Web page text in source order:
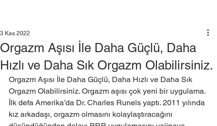
Orgazm Aşısı İle Daha Güçlü, Daha
Hızlı ve Daha Sık Orgazm Olabilirsiniz.
3 Kas 2022
Orgazm Aşısı İle Daha Güçlü, Daha Hızlı ve Daha Sık
Orgazm Olabilirsiniz. Orgazm aşısı çok yeni bir uygulama.
İlk defa Amerika’da Dr. Charles Runels yaptı. 2011 yılında
kız arkadaşı, orgazm olmasını kolaylaştıracağını